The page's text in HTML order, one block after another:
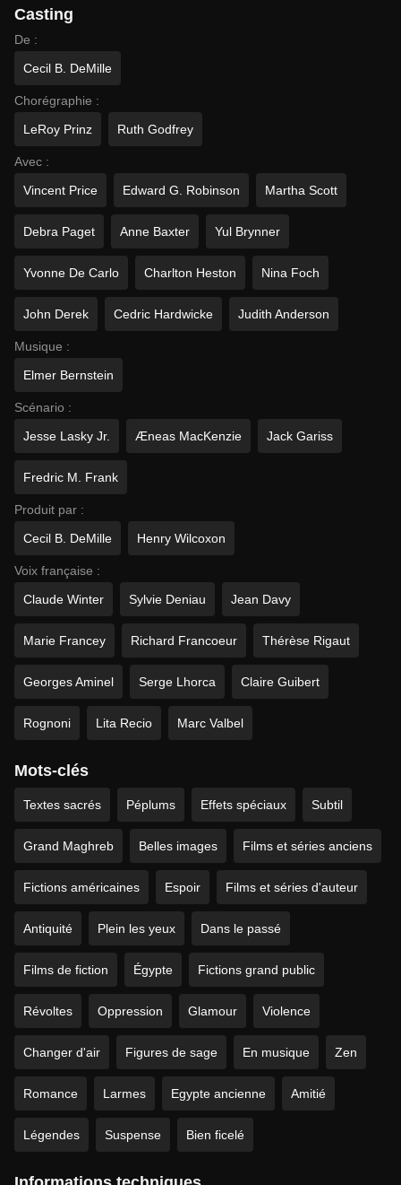
Casting
De :
Cecil B. DeMille
Chorégraphie :
LeRoy Prinz
Ruth Godfrey
Avec :
Vincent Price
Edward G. Robinson Martha Scott
Debra Paget Anne Baxter Yul Brynner
Yvonne De Carlo Charlton Heston Nina Foch
John Derek Cedric Hardwicke Judith Anderson
Musique :
Elmer Bernstein
Scénario :
Jesse Lasky Jr.
Æneas MacKenzie Jack Gariss
Fredric M. Frank
Produit par :
Cecil B. DeMille
Henry Wilcoxon
Voix française :
Claude Winter
Sylvie Deniau Jean Davy
Marie Francey Richard Francoeur Thérèse Rigaut
Georges Aminel Serge Lhorca Claire Guibert
Rognoni Lita Recio Marc Valbel
Mots-clés
Textes sacrés Péplums Effets spéciaux Subtil
Grand Maghreb Belles images Films et séries anciens
Fictions américaines Espoir Films et séries d'auteur
Antiquité Plein les yeux Dans le passé
Films de fiction Égypte Fictions grand public
Révoltes Oppression Glamour Violence
Changer d'air Figures de sage En musique Zen
Romance Larmes Egypte ancienne Amitié
Légendes Suspense Bien ficelé